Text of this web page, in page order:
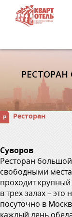
Ресторан
Суворов
Ресторан
свободными
проходит крупный
в трех залах –
посуточно в
каждый день